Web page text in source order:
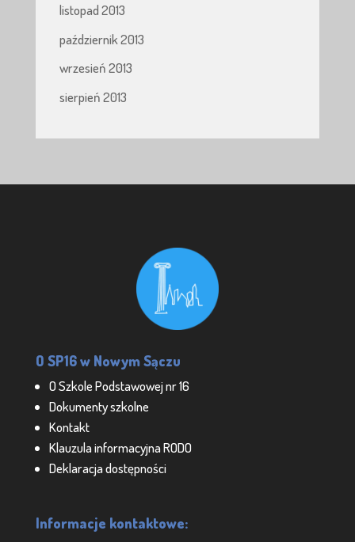
listopad 2013
październik 2013
wrzesień 2013
sierpień 2013
O SP16 w Nowym Sączu
O Szkole Podstawowej nr 16
Dokumenty szkolne
Kontakt
Klauzula informacyjna RODO
Deklaracja dostępności
Informacje kontaktowe: